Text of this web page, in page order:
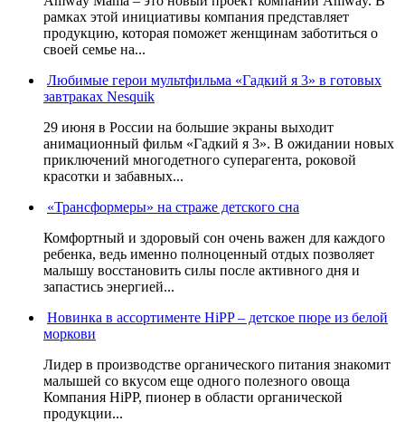
рамках этой инициативы компания представляет
продукцию, которая поможет женщинам заботиться о
своей семье на...
Любимые герои мультфильма «Гадкий я 3» в готовых
завтраках Nesquik
29 июня в России на большие экраны выходит
анимационный фильм «Гадкий я 3». В ожидании новых
приключений многодетного суперагента, роковой
красотки и забавных...
«Трансформеры» на страже детского сна
Комфортный и здоровый сон очень важен для каждого
ребенка, ведь именно полноценный отдых позволяет
малышу восстановить силы после активного дня и
запастись энергией...
Новинка в ассортименте HiPP – детское пюре из белой
моркови
Лидер в производстве органического питания знакомит
малышей со вкусом еще одного полезного овоща
Компания HiPP, пионер в области органической
продукции...